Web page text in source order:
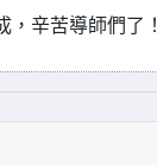
辛苦導師們了！